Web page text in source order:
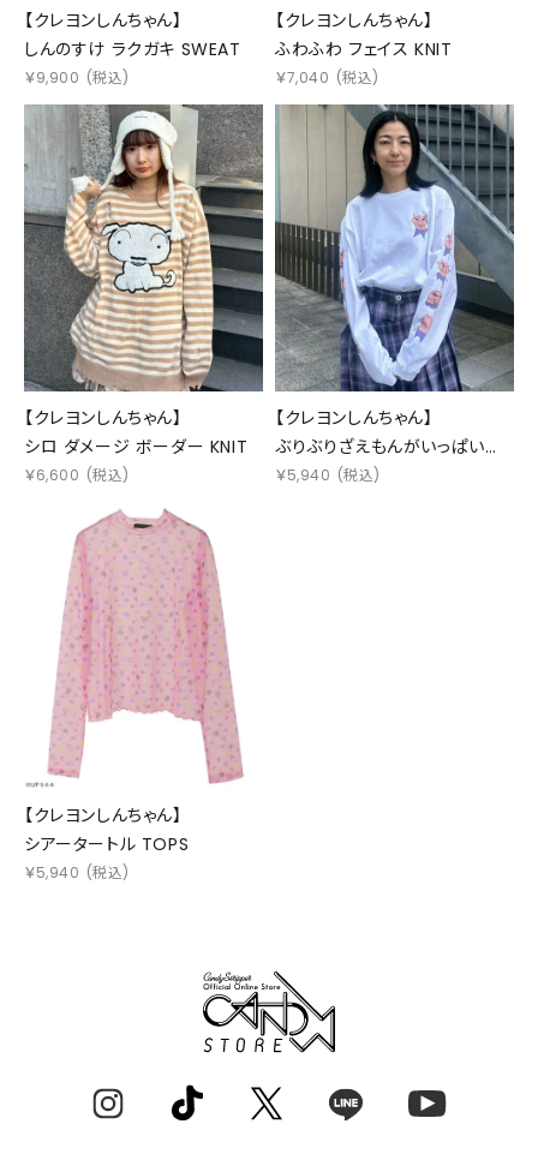
【クレヨンしんちゃん】
しんのすけ ラクガキ SWEAT
￥9,900 (税込)
【クレヨンしんちゃん】
ふわふわ フェイス KNIT
￥7,040 (税込)
【クレヨンしんちゃん】
シロ ダメージ ボーダー KNIT
￥6,600 (税込)
【クレヨンしんちゃん】
ぶりぶりざえもんがいっぱい
L/S TEE
￥5,940 (税込)
【クレヨンしんちゃん】
シアータートル TOPS
￥5,940 (税込)